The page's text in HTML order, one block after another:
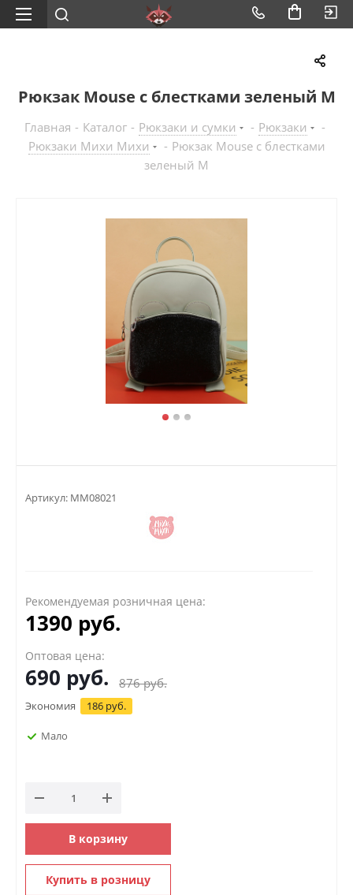
Рюкзак Mouse с блестками зеленый M
Главная - Каталог - Рюкзаки и сумки - Рюкзаки
-
Рюкзаки Михи Михи
- Рюкзак Mouse с блестками
зеленый M
Артикул: MM08021
Рекомендуемая розничная цена:
1390 руб.
Оптовая цена:
690 руб. 876руб.
Экономия 186 руб.
Мало
В корзину
Купить в розницу